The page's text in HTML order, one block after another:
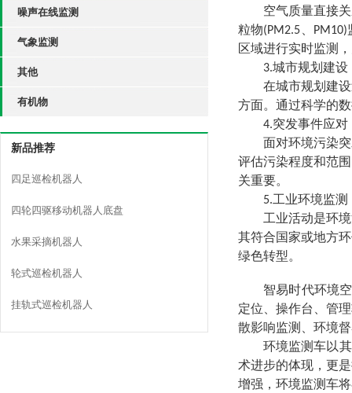
噪声在线监测
气象监测
其他
有机物
新品推荐
四足巡检机器人
四轮四驱移动机器人底盘
水果采摘机器人
轮式巡检机器人
挂轨式巡检机器人
空气质量直接
粒物(PM2.5、
区域进行实时监测
3.城市规划建设
在城市规划建
方面。通过科学的
4.突发事件应对
面对环境污染
评估污染程度和范
关重要。
5.工业环境监测
工业活动是环
其符合国家或地方
绿色转型。
智易时代环境
定位、操作台、管
散影响监测、环境
环境监测车以
术进步的体现，更
增强，环境监测车